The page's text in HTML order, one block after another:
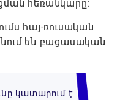
հեռանկարը:
հայ-ռուսական
են բացասական
կատարում է